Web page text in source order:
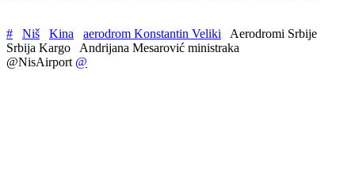
# Niš Kina aerodrom Konstantin Veliki
Aerodromi Srbije
Srbija Kargo
Andrijana Mesarović ministraka
@NisAirport @